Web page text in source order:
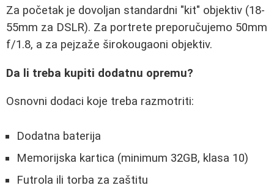
Za početak je dovoljan standardni "kit" objektiv (18-
55mm za DSLR). Za portrete preporučujemo 50mm
f/1.8, a za pejzaže širokougaoni objektiv.
Da li treba kupiti dodatnu opremu?
Osnovni dodaci koje treba razmotriti:
Dodatna baterija
Memorijska kartica (minimum 32GB, klasa 10)
Futrola ili torba za zaštitu